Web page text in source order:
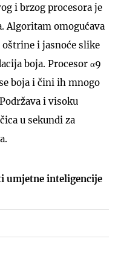
i brzog procesora je
Algoritam omogućava
i jasnoće slike
boja. Procesor α9
boja i čini ih mnogo
i visoku
u sekundi za
umjetne inteligencije